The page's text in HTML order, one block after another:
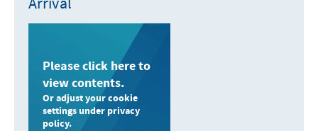
Please click here to
view contents.
Or adjust your cookie
settings under privacy
policy.